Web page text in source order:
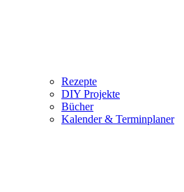
Rezepte
DIY Projekte
Bücher
Kalender & Terminplaner